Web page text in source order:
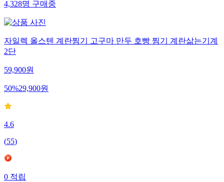
4,328명 구매중
자일렉 올스텐 계란찜기 고구마 만두 호빵 찜기 계란삶는기계
2단
59,900원
50%29,900원
4.6
(55)
0 적립